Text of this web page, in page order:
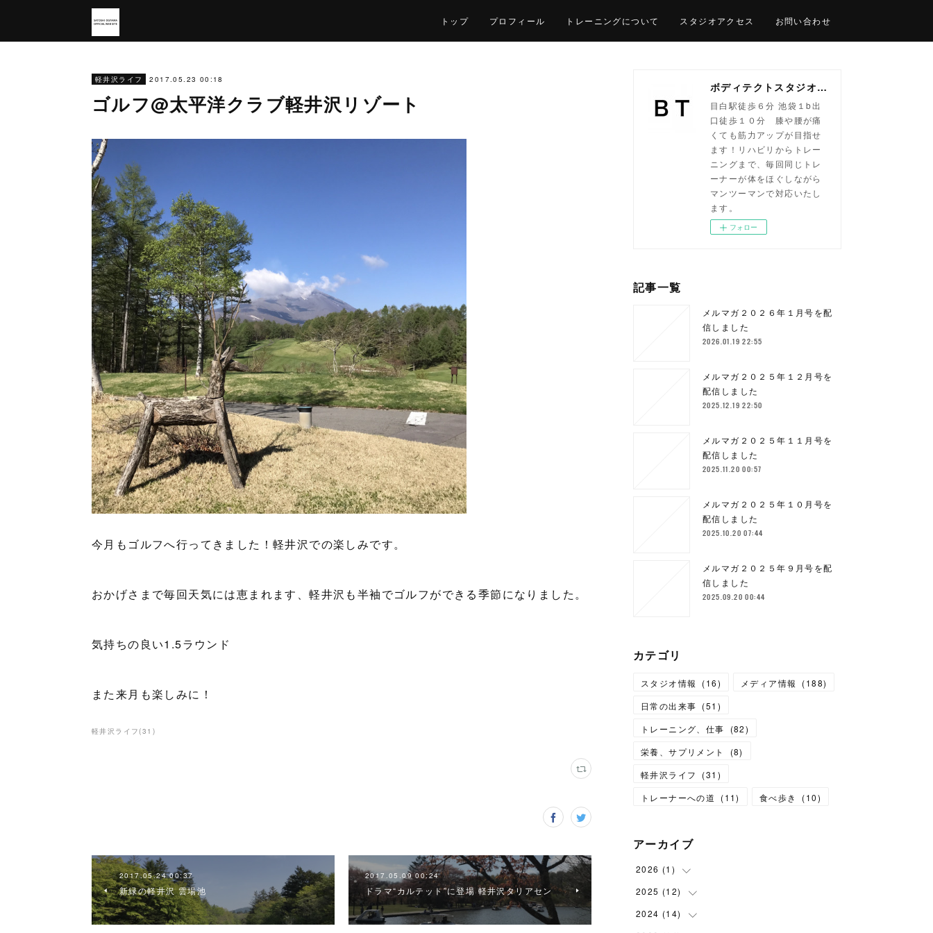
トップ プロフィール トレーニングについて スタジオアクセス お問い合わせ
軽井沢ライフ 2017.05.23 00:18
ゴルフ@太平洋クラブ軽井沢リゾート
今月もゴルフへ行ってきました！軽井沢での楽しみです。
おかげさまで毎回天気には恵まれます、軽井沢も半袖でゴルフができる季節になりました。
気持ちの良い1.5ラウンド
また来月も楽しみに！
軽井沢ライフ(31 )
2017.05.24 00:37
新緑の軽井沢 雲場池
2017.05.09 00:24
ドラマ“カルテット”に登場 軽井沢タリアセン
ボディテクトスタジオ目白｜パーソナルトレーニング専門
目白駅徒歩６分 池袋１b出
口徒歩１０分 膝や腰が痛
くても筋力アップが目指せ
ます！リハビリからトレー
ニングまで、毎回同じトレ
ーナーが体をほぐしながら
マンツーマンで対応いたし
ます。
フォロー
記事一覧
メルマガ２０２６年１月号を配
信しました
2026.01.19 22:55
メルマガ２０２５年１２月号を
配信しました
2025.12.19 22:50
メルマガ２０２５年１１月号を
配信しました
2025.11.20 00:57
メルマガ２０２５年１０月号を
配信しました
2025.10.20 07:44
メルマガ２０２５年９月号を配
信しました
2025.09.20 00:44
カテゴリ
スタジオ情報 (16) メディア情報 (188)
日常の出来事 (51 )
トレーニング、仕事
(82)
栄養、サプリメント
(8)
軽井沢ライフ
(31 )
トレーナーへの道
(11) 食べ歩き (10)
アーカイブ
2026 (1 )
( 1)
2025 (12)
( 1)
2024 (14)